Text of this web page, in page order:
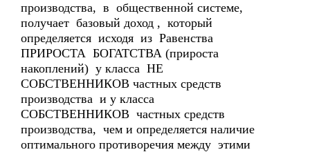
производства, в общественной системе,
получает базовый доход , который
определяется исходя из Равенства
ПРИРОСТА БОГАТСТВА (прироста
накоплений) у класса НЕ
СОБСТВЕННИКОВ частных средств
производства и у класса
СОБСТВЕННИКОВ частных средств
производства, чем и определяется наличие
оптимального противоречия между этими